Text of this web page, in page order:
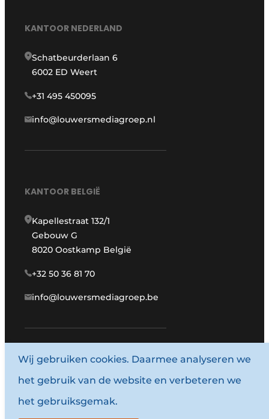
KANTOOR NEDERLAND
Schatbeurderlaan 6
6002 ED Weert
+31 495 450095
info@louwersmediagroep.nl
KANTOOR BELGIË
Kapellestraat 132/1
Gebouw G
8020 Oostkamp België
+32 50 36 81 70
info@louwersmediagroep.be
www.louwersmediagroep.com
© 1987 - 2026 Louwersmediagroep.
Algemene voorwaarden
Wij gebruiken cookies. Daarmee analyseren we
het gebruik van de website en verbeteren we
het gebruiksgemak.